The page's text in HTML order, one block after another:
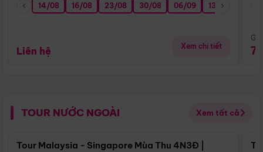
14/08 16/08 23/08 30/08 06/09 13/09
Liên hệ Xem chi tiết
TOUR NƯỚC NGOÀI Xem tất cả
Điểm nổi bật
Tour Malaysia - Singapore Mùa Thu 4N3Đ |